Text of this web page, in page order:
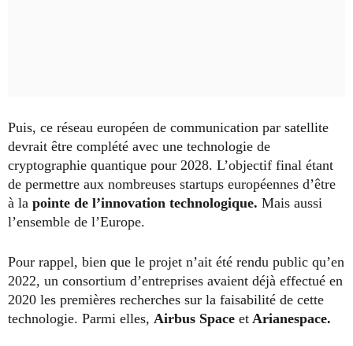
Puis, ce réseau européen de communication par satellite
devrait être complété avec une technologie de
cryptographie quantique pour 2028. L’objectif final étant
de permettre aux nombreuses startups européennes d’être
à la pointe de l’innovation technologique. Mais aussi
l’ensemble de l’Europe.
Pour rappel, bien que le projet n’ait été rendu public qu’en
2022, un consortium d’entreprises avaient déjà effectué en
2020 les premières recherches sur la faisabilité de cette
technologie. Parmi elles, Airbus Space et Arianespace.